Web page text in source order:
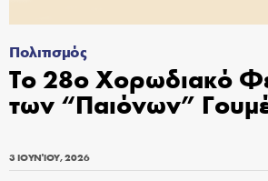
Πολιτισμός
Το 28ο Χορωδιακό
των “Παιόνων”
3 ΙΟΥΝΊΟΥ, 2026